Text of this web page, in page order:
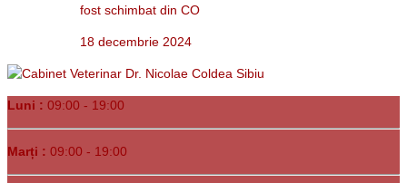
fost schimbat din CO
18 decembrie 2024
Luni : 09:00 - 19:00
Marți : 09:00 - 19:00